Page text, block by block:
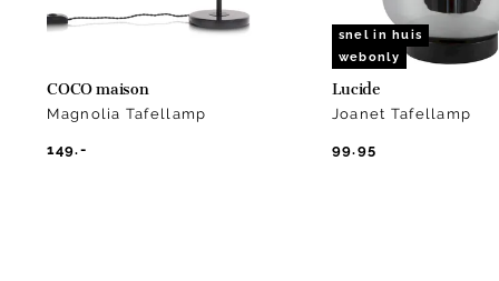
COCO maison
Magnolia Tafellamp
149.-
snel in huis
webonly
Lucide
Joanet Tafellamp
99.95